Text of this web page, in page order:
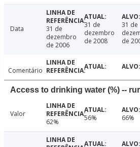
Data
31 de
dezembro
de 2006
31 de
dezembro
de 2008
31 de
de
Comentário
Access to drinking water (%) --
Valor
62%
56% 66%